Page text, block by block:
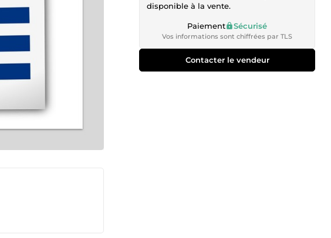
disponible à la vente.
Paiement Sécurisé
Vos informations sont chiffrées par TLS
Contacter le vendeur